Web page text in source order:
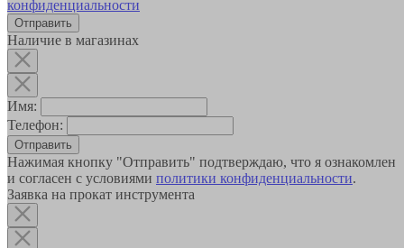
конфиденциальности
Наличие в магазинах
Имя:
Телефон:
Отправить
Нажимая кнопку "Отправить" подтверждаю, что я ознакомлен
и согласен с условиями политики конфиденциальности.
Заявка на прокат инструмента